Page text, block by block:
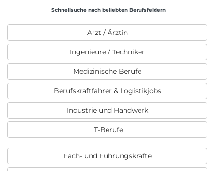
Schnellsuche nach beliebten Berufsfeldern
Arzt / Ärztin
Ingenieure / Techniker
Medizinische Berufe
Berufskraftfahrer & Logistikjobs
Industrie und Handwerk
IT-Berufe
Fach- und Führungskräfte